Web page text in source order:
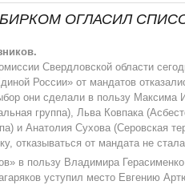
ОГЛАСИЛ
Свердловской области
России» от мандатов
они сделали в пользу Максима
группа), Льва Ковпака
и Анатолия Сухова (Серовская
отказываться от мандата не
в пользу Владимира
уступил место Евгению